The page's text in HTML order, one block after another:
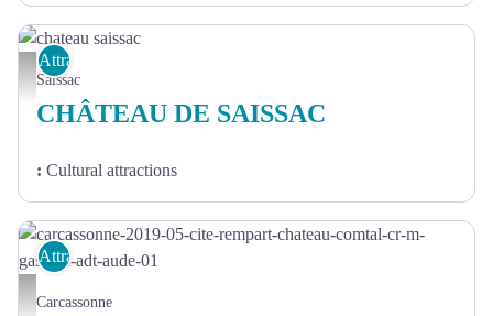
chateau saissac - Céline Clauzel
Attractions
Saissac
CHÂTEAU DE SAISSAC
: Cultural attractions
carcassonne-2019-05-cite-rempart-chateau-comtal-cr-m-gassion-adt-aude-01 - cr-m-
Attractions
Carcassonne